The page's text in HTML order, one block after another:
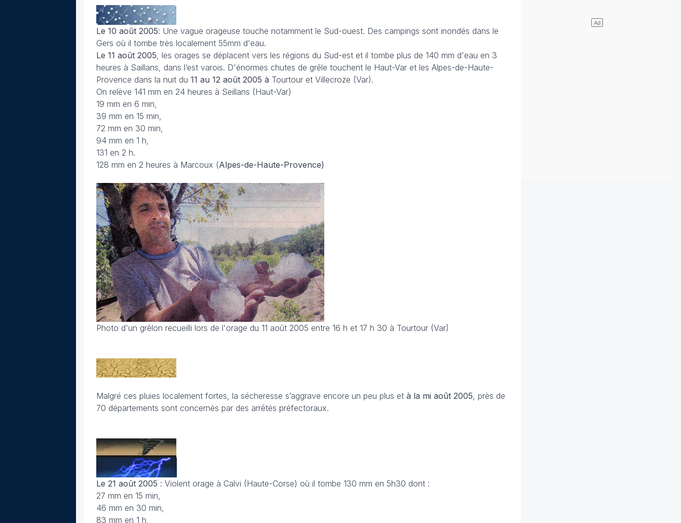
Le 10 août 2005: Une vague orageuse touche notamment le Sud-ouest. Des campings sont inondés dans le
Gers où il tombe très localement 55mm d'eau.
Le 11 août 2005 , les orages se déplacent vers les régions du Sud-est et il tombe plus de 140 mm d'eau en 3
heures à Saillans, dans l’est varois. D'énormes chutes de grêle touchent le Haut-Var et les Alpes-de-Haute-
Provence dans la nuit du 11 au 12 août 2005 à Tourtour et Villecroze (Var).
On relève 141 mm en 24 heures à Seillans (Haut-Var)
19 mm en 6 min,
39 mm en 15 min,
72 mm en 30 min,
94 mm en 1 h,
131 en 2 h.
128 mm en 2 heures à Marcoux (Alpes-de-Haute-Provence)
Photo d'un grêlon recueilli lors de l'orage du 11 août 2005 entre 16 h et 17 h 30 à Tourtour (Var)
Malgré ces pluies localement fortes, la sécheresse s’aggrave encore un peu plus et à la mi août 2005, près de
70 départements sont concernés par des arrêtés préfectoraux.
Le 21 août 2005 : Violent orage à Calvi (Haute-Corse) où il tombe 130 mm en 5h30 dont :
27 mm en 15 min,
46 mm en 30 min,
83 mm en 1 h,